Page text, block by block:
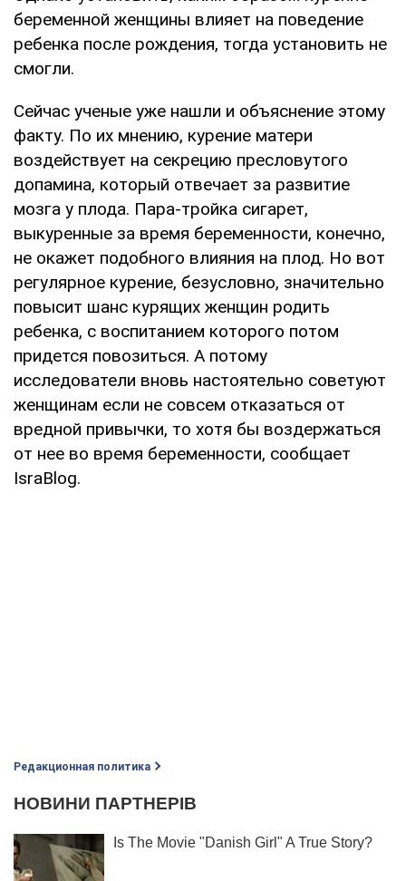
беременной женщины влияет на поведение
ребенка после рождения, тогда установить не
смогли.
Сейчас ученые уже нашли и объяснение этому
факту. По их мнению, курение матери
воздействует на секрецию пресловутого
допамина, который отвечает за развитие
мозга у плода. Пара-тройка сигарет,
выкуренные за время беременности, конечно,
не окажет подобного влияния на плод. Но вот
регулярное курение, безусловно, значительно
повысит шанс курящих женщин родить
ребенка, с воспитанием которого потом
придется повозиться. А потому
исследователи вновь настоятельно советуют
женщинам если не совсем отказаться от
вредной привычки, то хотя бы воздержаться
от нее во время беременности, сообщает
IsraBlog.
Редакционная политика